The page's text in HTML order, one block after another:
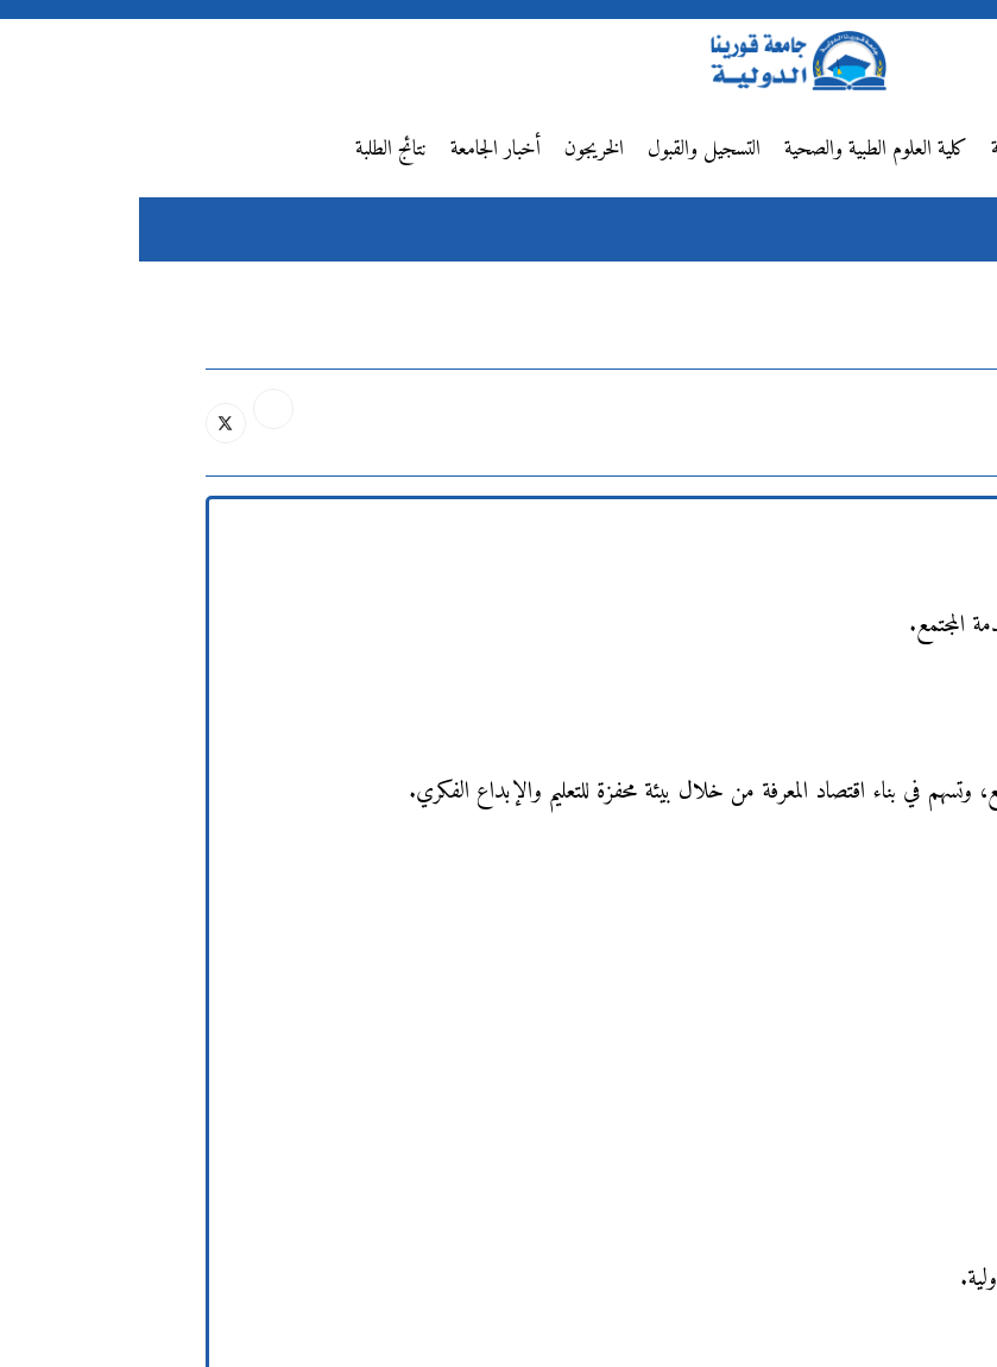
كلية العلوم الطبية والصحية التسجيل والقبول الخريجون أخبار الجامعة نتائج الطلبة
المجتمع.
وتسهم في بناء اقتصاد المعرفة من خلال بيئة محفزة للتعليم والإبداع الفكري.